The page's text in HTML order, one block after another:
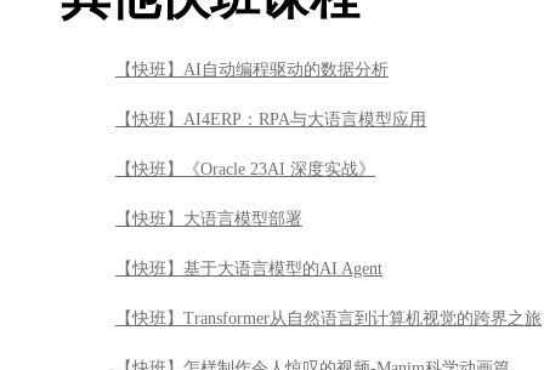
【快班】AI自动编程驱动的数据分析
【快班】AI4ERP：RPA与大语言模型应用
【快班】《Oracle 23AI 深度实战》
【快班】大语言模型部署
【快班】基于大语言模型的AI Agent
【快班】Transformer从自然语言到计算机视觉的跨界之旅